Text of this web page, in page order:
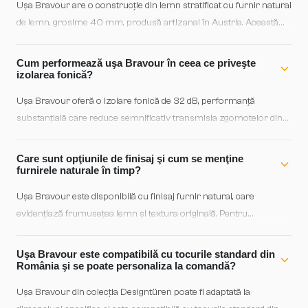
Uşa Bravour are o construcţie din lemn stratificat cu furnir natural
de lemn, grosime 40 mm, produsă artizanal în Austria. Această
la variaţiile de temperatură şi umiditate, precum şi o durată de viaţă
extinsă în medii rezidențiale premium.
Cum performează uşa Bravour în ceea ce priveşte
izolarea fonică?
Uşa Bravour oferă o izolare fonică de 32 dB, performanță
substanţială care reduce semnificativ transmisia zgomotelor din
camerelor într-un context rezidențial premium, asigurând confort
şi intimitate în spații deschise sau cu trafic înalt.
Care sunt opţiunile de finisaj şi cum se menţine
furnirele naturale în timp?
Uşa Bravour este disponibilă cu finisaj furnir natural, care
evidenţiază frumusețea lemn și textura originală. Pentru
uşor umezită şi evitarea exponerii prelungite la lumina directă;
furnirele naturale se păstrează optim în medii cu umiditate relativă
Uşa Bravour este compatibilă cu tocurile standard din
România şi se poate personaliza la comandă?
Uşa Bravour din colecţia Designtüren poate fi adaptată la